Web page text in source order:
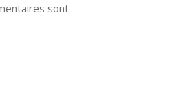
sont